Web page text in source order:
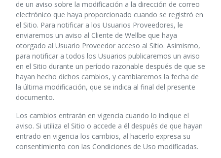
de un aviso sobre la modificación a la dirección de correo
electrónico que haya proporcionado cuando se registró en
el Sitio. Para notificar a los Usuarios Proveedores, le
enviaremos un aviso al Cliente de Wellbe que haya
otorgado al Usuario Proveedor acceso al Sitio. Asimismo,
para notificar a todos los Usuarios publicaremos un aviso
en el Sitio durante un período razonable después de que se
hayan hecho dichos cambios, y cambiaremos la fecha de
la última modificación, que se indica al final del presente
documento.
Los cambios entrarán en vigencia cuando lo indique el
aviso. Si utiliza el Sitio o accede a él después de que hayan
entrado en vigencia los cambios, al hacerlo expresa su
consentimiento con las Condiciones de Uso modificadas.